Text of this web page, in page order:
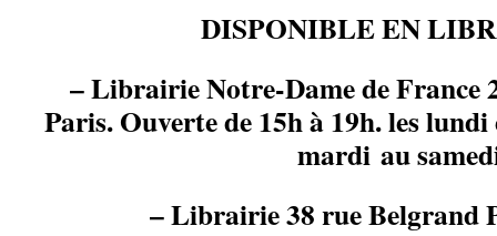
DISPONIBLE EN
– Librairie Notre-Dame de France
Paris. Ouverte de 15h à 19h. les
mardi au
– Librairie 38 rue Belgrand